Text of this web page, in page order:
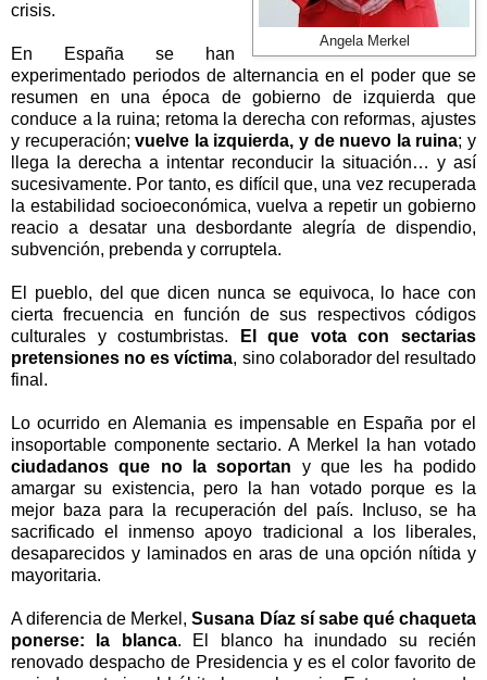
Angela Merkel
crisis.
En España se han
experimentado periodos de alternancia en el poder que se
resumen en una época de gobierno de izquierda que
conduce a la ruina; retoma la derecha con reformas, ajustes
y recuperación;vuelve la izquierda, y de nuevo la ruina; y
llega la derecha a intentar reconducir la situación… y así
sucesivamente. Por tanto, es difícil que, una vez recuperada
la estabilidad socioeconómica, vuelva a repetir un gobierno
reacio a desatar una desbordante alegría de dispendio,
subvención, prebenda y corruptela.
El pueblo, del que dicen nunca se equivoca, lo hace con
cierta frecuencia en función de sus respectivos códigos
culturales y costumbristas.
El que vota con sectarias
pretensiones no es víctima, sino colaborador del resultado
final.
Lo ocurrido en Alemania es impensable en España por el
insoportable componente sectario. A Merkel la han votado
ciudadanos que no la soportan y que les ha podido
amargar su existencia, pero la han votado porque es la
mejor baza para la recuperación del país. Incluso, se ha
sacrificado el inmenso apoyo tradicional a los liberales,
desaparecidos y laminados en aras de una opción nítida y
mayoritaria.
A diferencia de Merkel,Susana Díaz sí sabe qué chaqueta
ponerse: la blanca. El blanco ha inundado su recién
renovado despacho de Presidencia y es el color favorito de